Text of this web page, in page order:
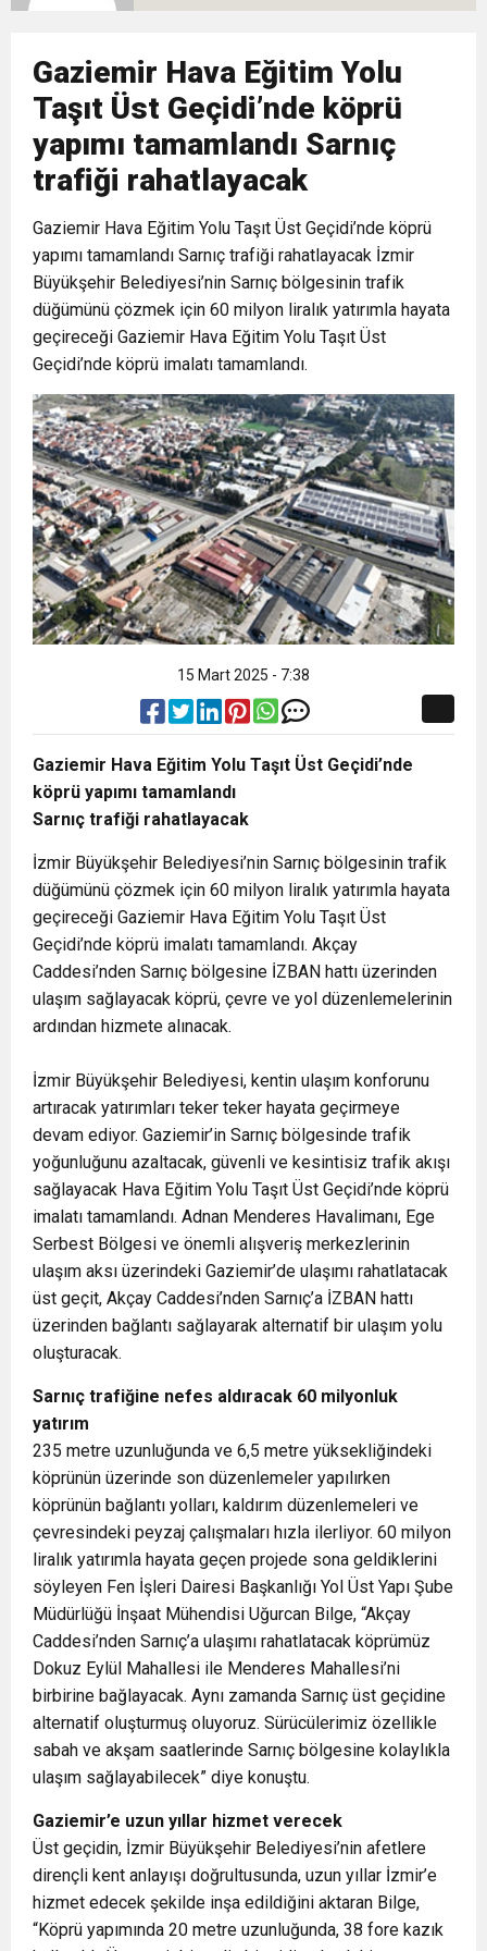
Gösterisi Yaptı
9:33 CHP’li 3 Genç Tutuklandı: Siyasi Saldırının
Hedefinde Mehmet Türkmen mi Var?
8:35 Anneler Günü’nde TAMEV ile İyilik ve Dayanışma
Buluşması
14:11 Buca’da Ruhsatı Tartışmalı İnşaat Meclis
Gündeminde: “Cumhurbaşkanı Kararnamesi
Bile Çiğnendi”
18:28 Eğitim Camiasının Yakından Tanıdığı İsim:
Abdulrezak Kaldan Torbalı Yolunda
Gaziemir Hava Eğitim Yolu
Taşıt Üst Geçidi’nde köprü
yapımı tamamlandı Sarnıç
trafiği rahatlayacak
Gaziemir Hava Eğitim Yolu Taşıt Üst Geçidi’nde köprü
yapımı tamamlandı Sarnıç trafiği rahatlayacak İzmir
Büyükşehir Belediyesi’nin Sarnıç bölgesinin trafik
düğümünü çözmek için 60 milyon liralık yatırımla hayata
geçireceği Gaziemir Hava Eğitim Yolu Taşıt Üst
Geçidi’nde köprü imalatı tamamlandı.
15 Mart 2025 - 7:38
Gaziemir Hava Eğitim Yolu Taşıt Üst Geçidi’nde
köprü yapımı tamamlandı
Sarnıç trafiği rahatlayacak
İzmir Büyükşehir Belediyesi’nin Sarnıç bölgesinin trafik
düğümünü çözmek için 60 milyon liralık yatırımla hayata
geçireceği Gaziemir Hava Eğitim Yolu Taşıt Üst
Geçidi’nde köprü imalatı tamamlandı. Akçay
Caddesi’nden Sarnıç bölgesine İZBAN hattı üzerinden
ulaşım sağlayacak köprü, çevre ve yol düzenlemelerinin
ardından hizmete alınacak.
İzmir Büyükşehir Belediyesi, kentin ulaşım konforunu
artıracak yatırımları teker teker hayata geçirmeye
devam ediyor. Gaziemir’in Sarnıç bölgesinde trafik
yoğunluğunu azaltacak, güvenli ve kesintisiz trafik akışı
sağlayacak Hava Eğitim Yolu Taşıt Üst Geçidi’nde köprü
imalatı tamamlandı. Adnan Menderes Havalimanı, Ege
Serbest Bölgesi ve önemli alışveriş merkezlerinin
ulaşım aksı üzerindeki Gaziemir’de ulaşımı rahatlatacak
üst geçit, Akçay Caddesi’nden Sarnıç’a İZBAN hattı
üzerinden bağlantı sağlayarak alternatif bir ulaşım yolu
oluşturacak.
Sarnıç trafiğine nefes aldıracak 60 milyonluk
yatırım
235 metre uzunluğunda ve 6,5 metre yüksekliğindeki
köprünün üzerinde son düzenlemeler yapılırken
köprünün bağlantı yolları, kaldırım düzenlemeleri ve
çevresindeki peyzaj çalışmaları hızla ilerliyor. 60 milyon
liralık yatırımla hayata geçen projede sona geldiklerini
söyleyen Fen İşleri Dairesi Başkanlığı Yol Üst Yapı Şube
Müdürlüğü İnşaat Mühendisi Uğurcan Bilge, “Akçay
Caddesi’nden Sarnıç’a ulaşımı rahatlatacak köprümüz
Dokuz Eylül Mahallesi ile Menderes Mahallesi’ni
birbirine bağlayacak. Aynı zamanda Sarnıç üst geçidine
alternatif oluşturmuş oluyoruz. Sürücülerimiz özellikle
sabah ve akşam saatlerinde Sarnıç bölgesine kolaylıkla
ulaşım sağlayabilecek” diye konuştu.
Gaziemir’e uzun yıllar hizmet verecek
Üst geçidin, İzmir Büyükşehir Belediyesi’nin afetlere
dirençli kent anlayışı doğrultusunda, uzun yıllar İzmir’e
hizmet edecek şekilde inşa edildiğini aktaran Bilge,
“Köprü yapımında 20 metre uzunluğunda, 38 fore kazık